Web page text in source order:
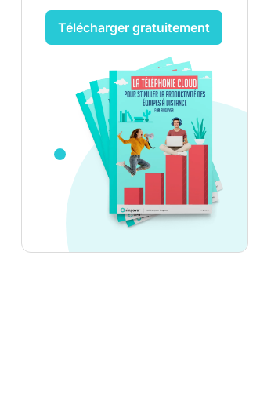
Télécharger gratuitement